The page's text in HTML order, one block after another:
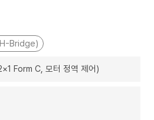
Bridge)
Form C, 모터 정역 제어)